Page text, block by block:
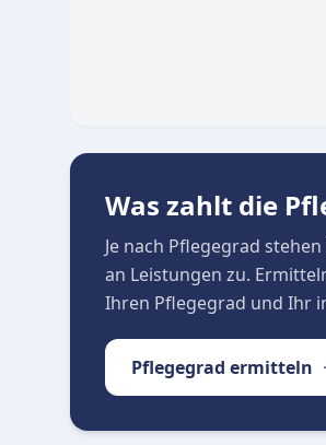
Was zahlt die
Je nach Pflegegrad
an Leistungen zu.
Ihren Pflegegrad und Ihr
Pflegegrad ermitteln